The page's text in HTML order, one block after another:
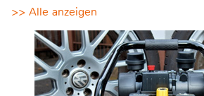
>> Alle anzeigen